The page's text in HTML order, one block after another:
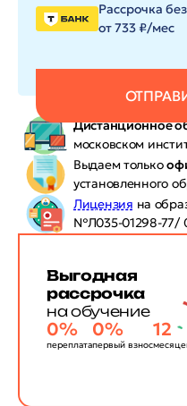
Рассрочка
от 733 ₽/мес
Дистанционное
московском
Выдаем только
установленного
Лицензия на
№Л035-01298-77/
Выгодная
рассрочка
на обучение
0%
переплата
0%
первый взнос
12